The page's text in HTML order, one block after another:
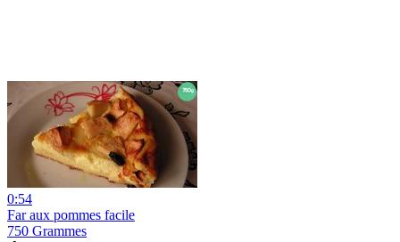
0:54
Far aux pommes facile
750 Grammes